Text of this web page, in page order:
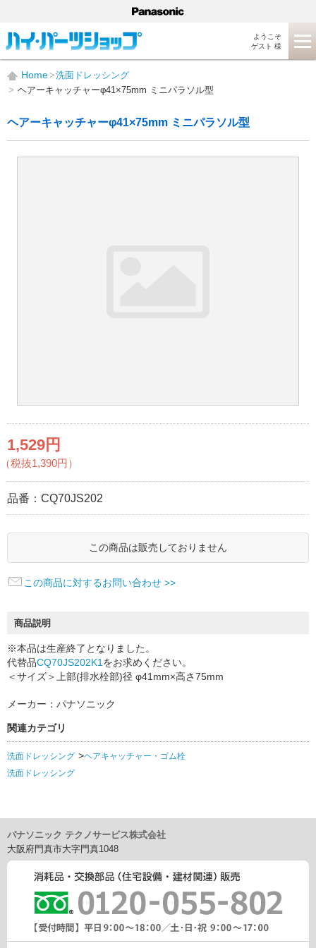
ようこそ
ゲスト 様
Home
洗面ドレッシング
ヘアーキャッチャーφ41×75mm ミニパラソル型
ヘアーキャッチャーφ41×75mm ミニパラソル型
1,529円
（税抜1,390円）
品番： CQ70JS202
この商品は販売しておりません
この商品に対するお問い合わせ >>
商品説明
※本品は生産終了となりました。
代替品CQ70JS202K1 をお求めください。
＜サイズ＞上部(排水栓部)径 φ41mm×高さ75mm
メーカー：パナソニック
関連カテゴリ
洗面ドレッシング
ヘアキャッチャー・ゴム栓
洗面ドレッシング
パナソニック テクノサービス株式会社
大阪府門真市大字門真1048